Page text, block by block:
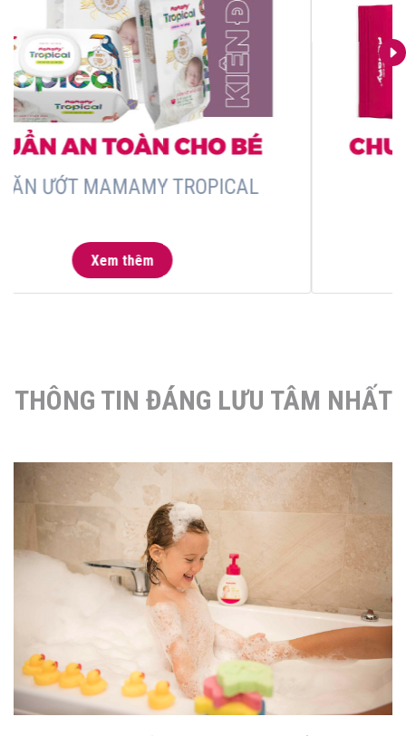
KHĂN ƯỚT MAMAMY TROPICAL
Xem thêm
THÔNG TIN ĐÁNG LƯU TÂM NHẤT